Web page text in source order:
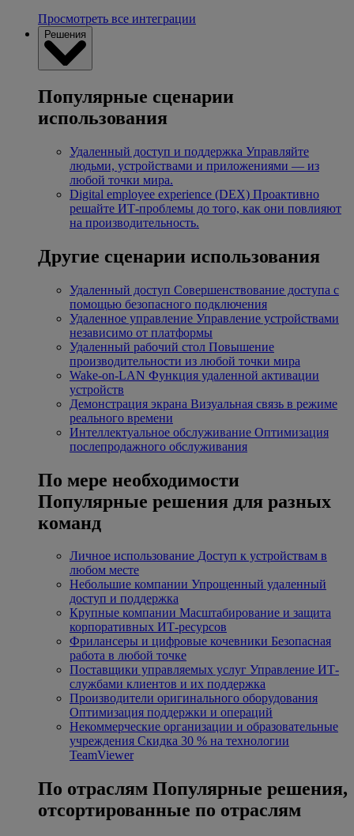
Просмотреть все интеграции
Решения
Популярные сценарии
использования
Удаленный доступ и поддержка Управляйте
людьми, устройствами и приложениями — из
любой точки мира.
Digital employee experience (DEX) Проактивно
решайте ИТ-проблемы до того, как они повлияют
на производительность.
Другие сценарии использования
Удаленный доступ Совершенствование доступа с
помощью безопасного подключения
Удаленное управление Управление устройствами
независимо от платформы
Удаленный рабочий стол Повышение
производительности из любой точки мира
Wake-on-LAN Функция удаленной активации
устройств
Демонстрация экрана Визуальная связь в режиме
реального времени
Интеллектуальное обслуживание Оптимизация
послепродажного обслуживания
По мере необходимости
Популярные решения для разных
команд
Личное использование Доступ к устройствам в
любом месте
Небольшие компании Упрощенный удаленный
доступ и поддержка
Крупные компании Масштабирование и защита
корпоративных ИТ-ресурсов
Фрилансеры и цифровые кочевники Безопасная
работа в любой точке
Поставщики управляемых услуг Управление ИТ-
службами клиентов и их поддержка
Производители оригинального оборудования
Оптимизация поддержки и операций
Некоммерческие организации и образовательные
учреждения Скидка 30 % на технологии
TeamViewer
По отраслям Популярные решения,
отсортированные по отраслям